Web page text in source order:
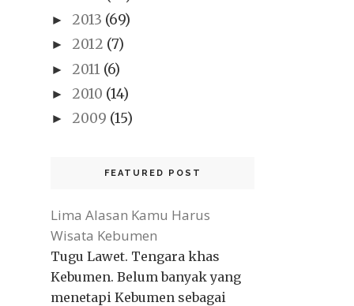
► 2013 (69)
► 2012 (7)
► 2011 (6)
► 2010 (14)
► 2009 (15)
FEATURED POST
Lima Alasan Kamu Harus
Wisata Kebumen
Tugu Lawet. Tengara khas
Kebumen. Belum banyak yang
menetapi Kebumen sebagai